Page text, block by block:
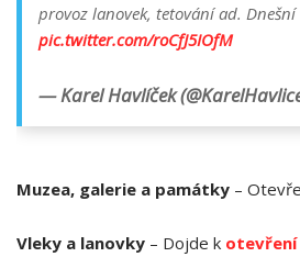
provoz lanovek, tetování ad. Dnešní
pic.twitter.com/roCfJ5IOfM
— Karel Havlíček
Muzea, galerie a památky –
Vleky a lanovky – Dojde k otevření